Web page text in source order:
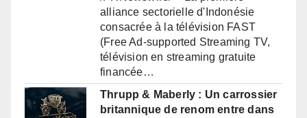
alliance sectorielle d'Indonésie
consacrée à la télévision FAST
(Free Ad-supported Streaming TV,
télévision en streaming gratuite
financée…
Thrupp & Maberly : Un carrossier
britannique de renom entre dans